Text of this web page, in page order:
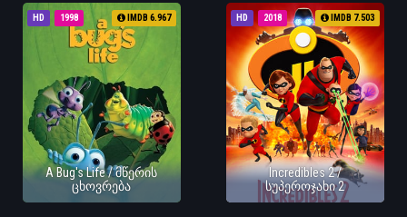
HD 1998 IMDB 6.967
A Bug's Life / მწერის
ცხოვრება
HD 2018 IMDB 7.503
Incredibles 2 /
სუპეროჯახი 2